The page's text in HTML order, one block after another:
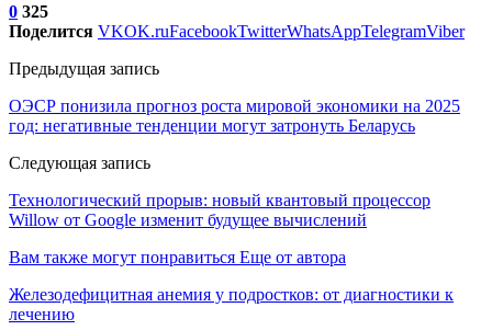
0 325
Поделится VKOK.ruFacebookTwitterWhatsAppTelegramViber
Предыдущая запись
ОЭСР понизила прогноз роста мировой экономики на 2025
год: негативные тенденции могут затронуть Беларусь
Следующая запись
Технологический прорыв: новый квантовый процессор
Willow от Google изменит будущее вычислений
Вам также могут понравиться Еще от автора
Железодефицитная анемия у подростков: от диагностики к
лечению